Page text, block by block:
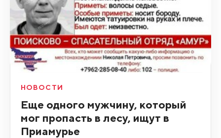
НОВОСТИ
Еще одного мужчину, который
мог пропасть в лесу, ищут в
Приамурье